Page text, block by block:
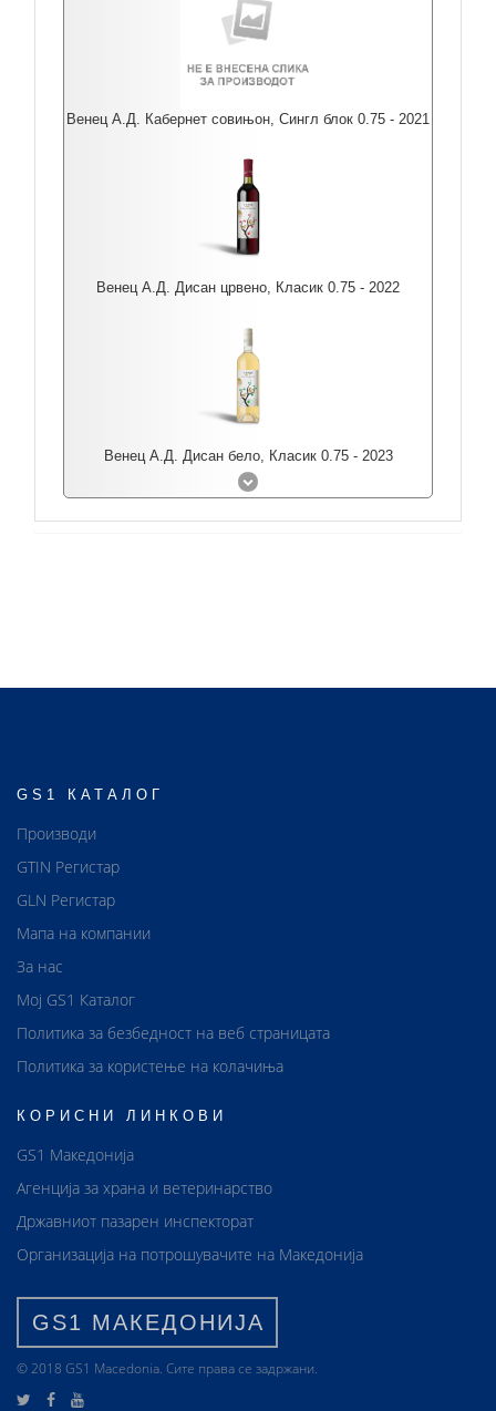
Венец А.Д. Кабернет совињон, Сингл блок 0.75 - 2021
Венец А.Д. Дисан црвено, Класик 0.75 - 2022
Венец А.Д. Дисан бело, Класик 0.75 - 2023
GS1 КАТАЛОГ
Производи
GTIN Регистар
GLN Регистар
Мапа на компании
За нас
Мој GS1 Каталог
Политика за безбедност на веб страницата
Политика за користење на колачиња
КОРИСНИ ЛИНКОВИ
GS1 Македонија
Агенција за храна и ветеринарство
Државниот пазарен инспекторат
Организација на потрошувачите на Македонија
GS1 МАКЕДОНИЈА
© 2018 GS1 Маcedonia. Сите права се задржани.